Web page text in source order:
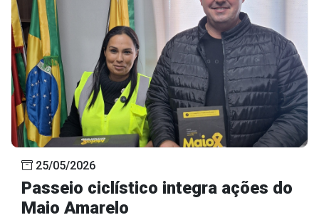
25/05/2026
Passeio ciclístico integra ações do
Maio Amarelo